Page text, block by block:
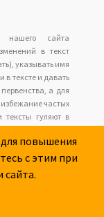
нашего сайта
в текст
указывать имя
в тексте и давать
а для
частых
тексты гуляют в
и содержанию
повышения
с этим при
сайта.